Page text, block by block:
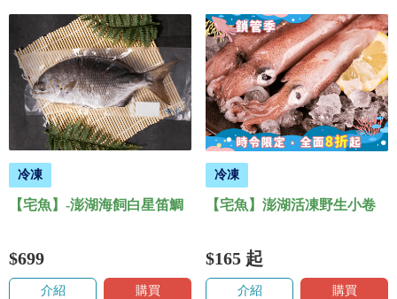
冷凍
【宅魚】-澎湖海飼白星笛鯛
$699
介紹 購買
冷凍
【宅魚】澎湖活凍野生小卷
$165 起
介紹 購買